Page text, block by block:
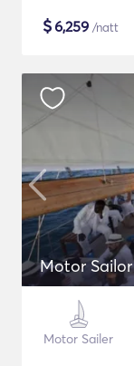
$6,259 /natt
Motor Sailor
Motor Sailer